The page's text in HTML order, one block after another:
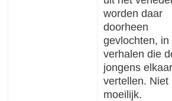
worden daar
doorheen
gevlochten, in
verhalen die
jongens elkaar
vertellen. Niet
moeilijk.